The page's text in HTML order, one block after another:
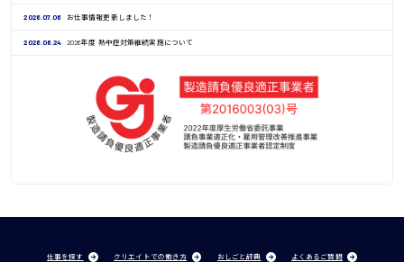
2026.07.06 お仕事情報更新しました！
2026.06.24 2026年度 熱中症対策継続実施について
仕事を探す クリエイトでの働き方 おしごと辞典 よくあるご質問